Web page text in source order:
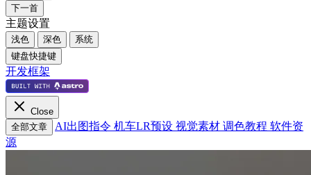
下一首
主题设置
浅色 深色
系统
键盘快捷键
开发框架
Close
全部文章
AI出图指令 机车LR预设 视觉素材 调色教程 软件资
源